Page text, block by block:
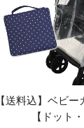
【送料込】ベビ
【ドット